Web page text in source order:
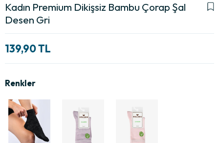
Kadın Premium Dikişsiz Bambu Çorap Şal
Desen Gri
139,90 TL